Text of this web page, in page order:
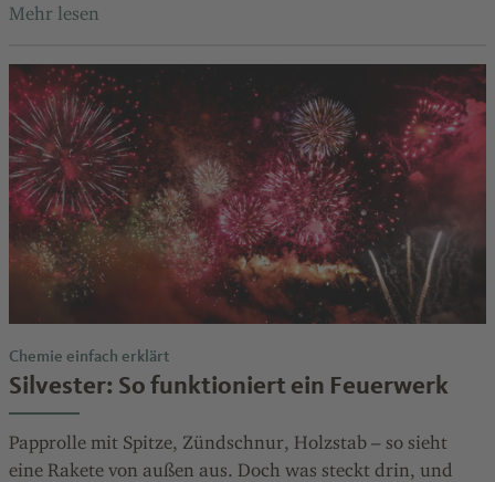
dem Blauton eng verbunden.
Chemie einfach erklärt
Silvester: So funktioniert ein Feuerwerk
Papprolle mit Spitze, Zündschnur, Holzstab – so sieht
eine Rakete von außen aus. Doch was steckt drin, und